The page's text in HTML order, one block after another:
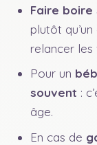
Faire
plutôt
relancer les
Pour un
souvent :
âge.
En cas de